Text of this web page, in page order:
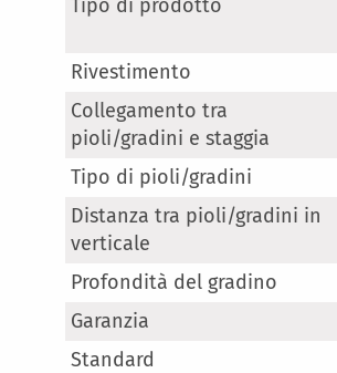
Tipo di prodotto
Rivestimento
Collegamento tra
pioli/gradini e staggia
Tipo di pioli/gradini
Distanza tra pioli/gradini in
verticale
Profondità del gradino
Garanzia
Standard